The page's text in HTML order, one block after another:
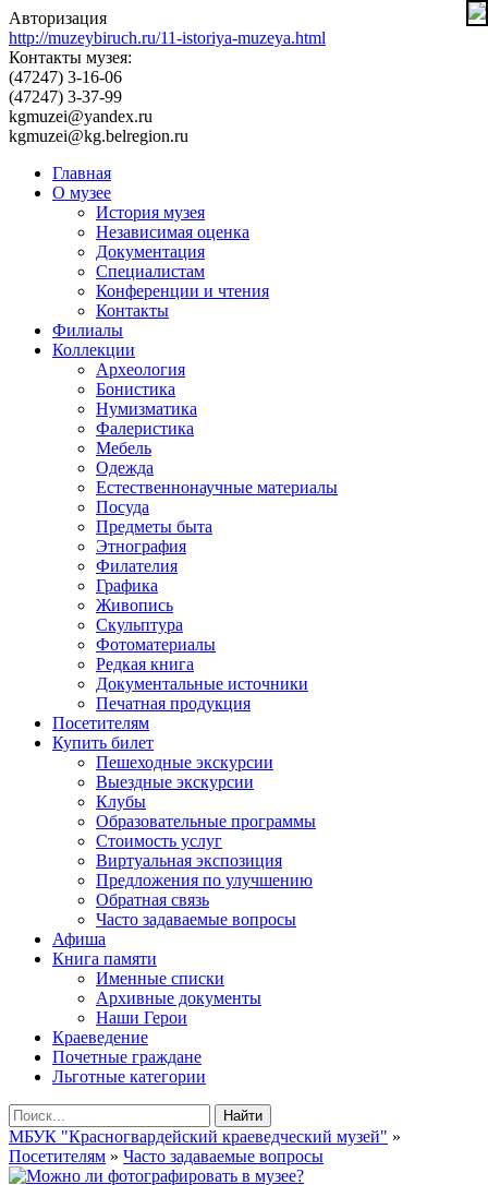
Авторизация
http://muzeybiruch.ru/11-istoriya-muzeya.html
Контакты музея:
(47247) 3-16-06
(47247) 3-37-99
kgmuzei@yandex.ru
kgmuzei@kg.belregion.ru
Главная
О музее
История музея
Независимая оценка
Документация
Специалистам
Конференции и чтения
Контакты
Филиалы
Коллекции
Археология
Бонистика
Нумизматика
Фалеристика
Мебель
Одежда
Естественнонаучные материалы
Посуда
Предметы быта
Этнография
Филателия
Графика
Живопись
Скульптура
Фотоматериалы
Редкая книга
Документальные источники
Печатная продукция
Посетителям
Купить билет
Пешеходные экскурсии
Выездные экскурсии
Клубы
Образовательные программы
Стоимость услуг
Виртуальная экспозиция
Предложения по улучшению
Обратная связь
Часто задаваемые вопросы
Афиша
Книга памяти
Именные списки
Архивные документы
Наши Герои
Краеведение
Почетные граждане
Льготные категории
Найти
МБУК "Красногвардейский краеведческий музей" »
Посетителям » Часто задаваемые вопросы